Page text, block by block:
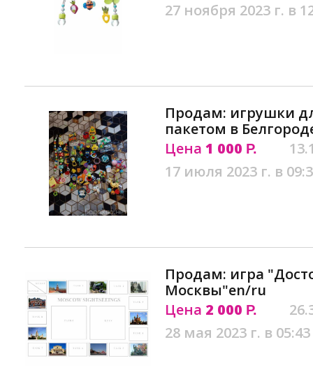
27 ноября 2023 г. в
Продам: игрушки
пакетом в
Цена 1 000 Р.
17 июля 2023 г. в
Продам: игра
Москвы"en/ru
Цена 2 000 Р.
28 мая 2023 г. в 05:43